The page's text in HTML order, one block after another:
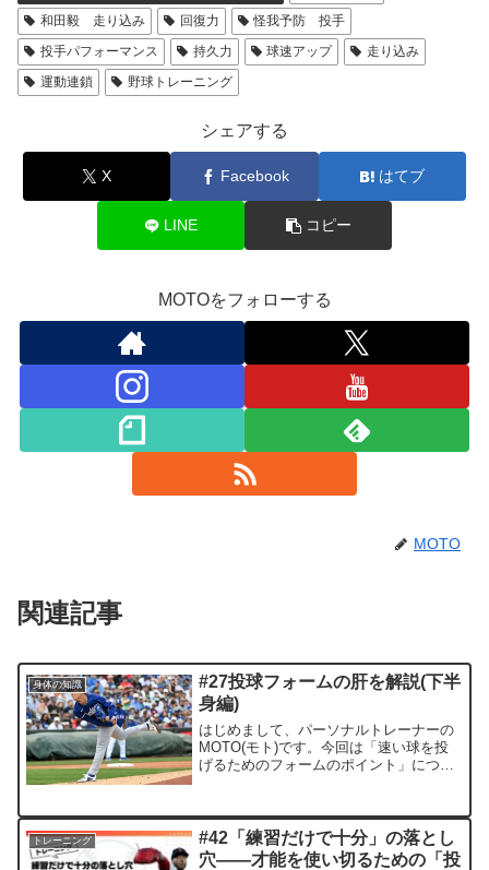
和田毅 走り込み
回復力
怪我予防 投手
投手パフォーマンス
持久力 球速アップ
走り込み
運動連鎖
野球トレーニング
シェアする
X Facebook はてブ
LINE コピー
MOTOをフォローする
MOTO
関連記事
身体の知識
#27投球フォームの肝を解説(下半
身編)
はじめまして、パーソナルトレーナーの
MOTO(モト)です。今回は「速い球を投
げるためのフォームのポイント」につい
え選手で球速も130km/h前後でしたが、
諦め悪く社会人...
トレーニング
#42「練習だけで十分」の落とし
穴——才能を使い切るための「投